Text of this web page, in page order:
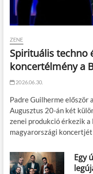
ZENE
Spirituális techno
koncertélmény a
2026.06.30.
Padre Guilherme először
Augusztus 20-án két
zenei produkció érkezik a
magyarországi
Egy